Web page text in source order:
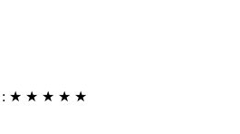
: ★ ★ ★ ★ ★